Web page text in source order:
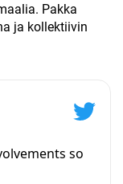
Pakka
ja kollektiivin
so